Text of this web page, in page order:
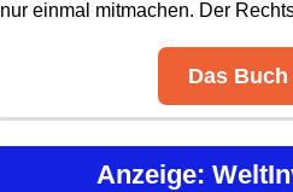
nur einmal mitmachen. Der
Das Buch
Anzeige: